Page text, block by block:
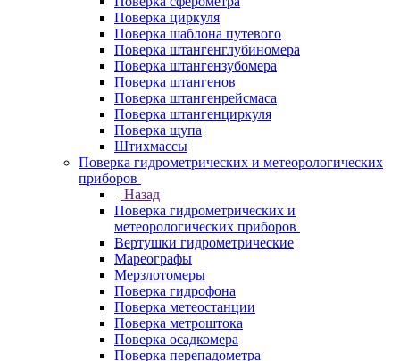
Поверка циркуля
Поверка шаблона путевого
Поверка штангенглубиномера
Поверка штангензубомера
Поверка штангенов
Поверка штангенрейсмаса
Поверка штангенциркуля
Поверка щупа
Штихмассы
Поверка гидрометрических и метеорологических
приборов
Назад
Поверка гидрометрических и
метеорологических приборов
Вертушки гидрометрические
Мареографы
Мерзлотомеры
Поверка гидрофона
Поверка метеостанции
Поверка метроштока
Поверка осадкомера
Поверка перепадометра